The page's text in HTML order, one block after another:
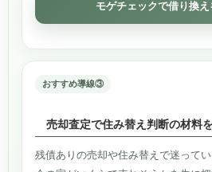
モゲチェックで借り換え
おすすめ導線③
売却査定で住み替え判断の材料
残債ありの売却や住み替えで迷ってい